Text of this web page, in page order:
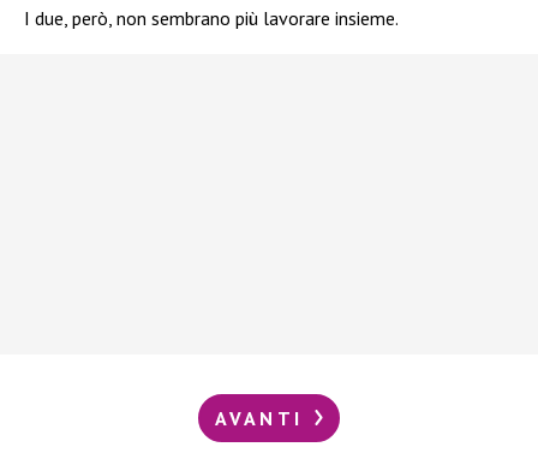
I due, però, non sembrano più lavorare insieme.
AVANTI